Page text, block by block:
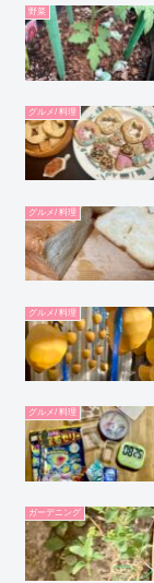
野菜
グルメ/ 料理
グルメ/ 料理
グルメ/ 料理
グルメ/ 料理
ガーデニング